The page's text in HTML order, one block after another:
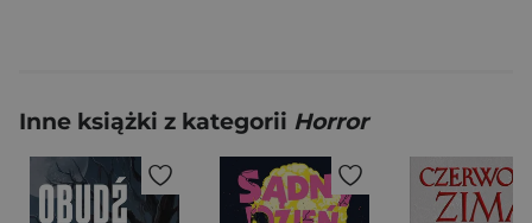
Inne książki z kategorii Horror